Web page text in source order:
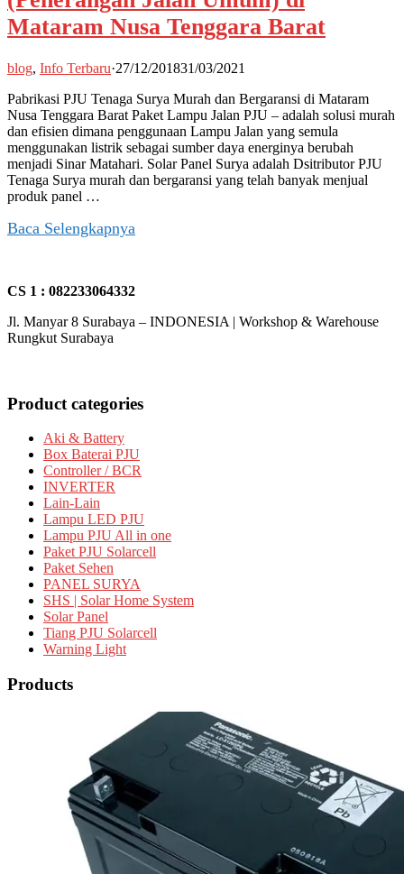
Mataram Nusa Tenggara Barat
blog, Info Terbaru·27/12/201831/03/2021
Pabrikasi PJU Tenaga Surya Murah dan Bergaransi di Mataram
Nusa Tenggara Barat Paket Lampu Jalan PJU – adalah solusi murah
dan efisien dimana penggunaan Lampu Jalan yang semula
menggunakan listrik sebagai sumber daya energinya berubah
menjadi Sinar Matahari. Solar Panel Surya adalah Dsitributor PJU
Tenaga Surya murah dan bergaransi yang telah banyak menjual
produk panel …
Baca Selengkapnya
CS 1 : 082233064332
Jl. Manyar 8 Surabaya – INDONESIA | Workshop & Warehouse
Rungkut Surabaya
Product categories
Aki & Battery
Box Baterai PJU
Controller / BCR
INVERTER
Lain-Lain
Lampu LED PJU
Lampu PJU All in one
Paket PJU Solarcell
Paket Sehen
PANEL SURYA
SHS | Solar Home System
Solar Panel
Tiang PJU Solarcell
Warning Light
Products